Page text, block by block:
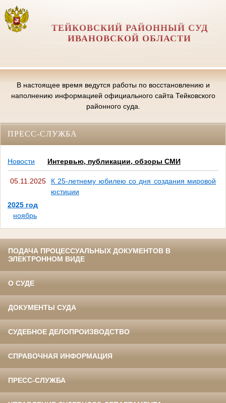
ТЕЙКОВСКИЙ РАЙОННЫЙ СУД
ИВАНОВСКОЙ ОБЛАСТИ
В настоящее время ведутся работы по восстановлению и
наполнению информацией официального сайта Тейковского
районного суда.
ПРЕСС-СЛУЖБА
Новости Интервью, публикации, обзоры СМИ
05.11.2025
К 25-летнему юбилею со дня создания мировой
юстиции
2025 год
ноябрь
ПОДАЧА ПРОЦЕССУАЛЬНЫХ ДОКУМЕНТОВ В
ЭЛЕКТРОННОМ ВИДЕ
О СУДЕ
ДОКУМЕНТЫ СУДА
СУДЕБНОЕ ДЕЛОПРОИЗВОДСТВО
СПРАВОЧНАЯ ИНФОРМАЦИЯ
ПРЕСС-СЛУЖБА